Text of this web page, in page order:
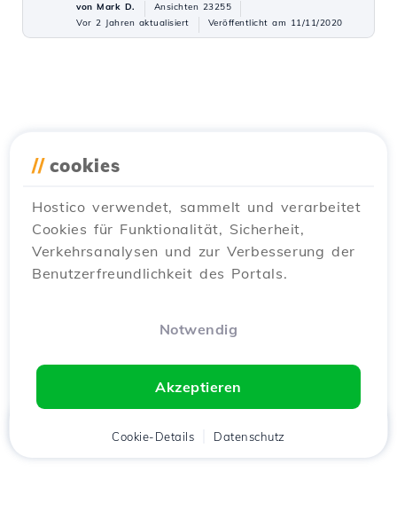
von Mark D.
Ansichten 23255
Vor 2 Jahren aktualisiert
Veröffentlicht am 11/11/2020
// cookies
Hostico verwendet, sammelt und verarbeitet
Cookies für Funktionalität, Sicherheit,
Verkehrsanalysen und zur Verbesserung der
Benutzerfreundlichkeit des Portals.
Notwendig
Akzeptieren
Cookie-Details Datenschutz
Kunde Warenkorb Chat